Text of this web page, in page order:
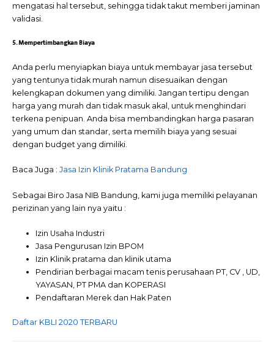
mengatasi hal tersebut, sehingga tidak takut memberi jaminan
validasi.
5. Mempertimbangkan Biaya
Anda perlu menyiapkan biaya untuk membayar jasa tersebut
yang tentunya tidak murah namun disesuaikan dengan
kelengkapan dokumen yang dimiliki. Jangan tertipu dengan
harga yang murah dan tidak masuk akal, untuk menghindari
terkena penipuan. Anda bisa membandingkan harga pasaran
yang umum dan standar, serta memilih biaya yang sesuai
dengan budget yang dimiliki.
Baca Juga : Jasa Izin Klinik Pratama Bandung
Sebagai Biro Jasa NIB Bandung, kami juga memiliki pelayanan
perizinan yang lain nya yaitu :
Izin Usaha Industri
Jasa Pengurusan Izin BPOM
Izin Klinik pratama dan klinik utama
Pendirian berbagai macam tenis perusahaan PT, CV , UD,
YAYASAN, PT PMA dan KOPERASI
Pendaftaran Merek dan Hak Paten
Daftar KBLI 2020 TERBARU